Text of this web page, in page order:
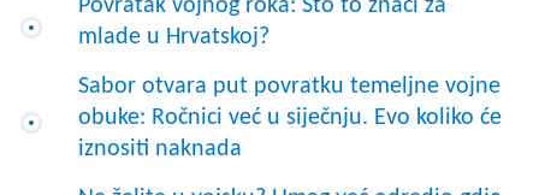
Povratak vojnog roka: Što to znači za
mlade u Hrvatskoj?
Sabor otvara put povratku temeljne vojne
obuke: Ročnici već u siječnju. Evo koliko će
iznositi naknada